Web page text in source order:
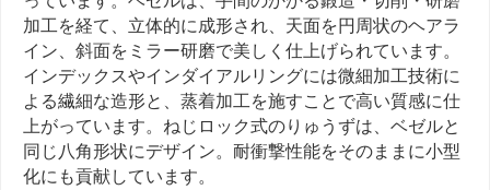
加工を経て、立体的に成形され、天面を円周状のヘアラ
イン、斜面をミラー研磨で美しく仕上げられています。
インデックスやインダイアルリングには微細加工技術に
よる繊細な造形と、蒸着加工を施すことで高い質感に仕
上がっています。ねじロック式のりゅうずは、ベゼルと
同じ八角形状にデザイン。耐衝撃性能をそのままに小型
化にも貢献しています。